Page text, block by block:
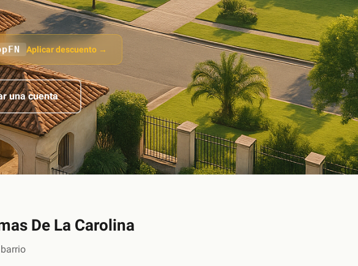
Aplicar descuento →
una cuenta
De La Carolina